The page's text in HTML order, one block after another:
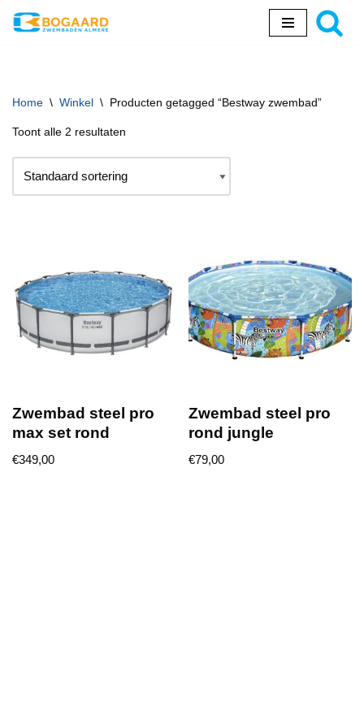
inhoud
Home \ Winkel \ Producten getagged “Bestway zwembad”
Toont alle 2 resultaten
Zwembad steel pro
max set rond
€349,00
Zwembad steel pro
rond jungle
€79,00